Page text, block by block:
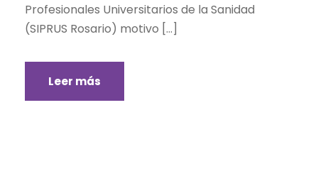
Profesionales Universitarios de la Sanidad
(SIPRUS Rosario) motivo […]
Leer más